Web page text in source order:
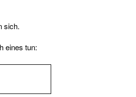
sich.
eines tun: